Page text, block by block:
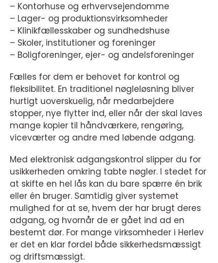
– Kontorhuse og erhvervsejendomme
– Lager- og produktionsvirksomheder
– Klinikfællesskaber og sundhedshuse
– Skoler, institutioner og foreninger
– Boligforeninger, ejer- og andelsforeninger
Fælles for dem er behovet for kontrol og
fleksibilitet. En traditionel nøgleløsning bliver
hurtigt uoverskuelig, når medarbejdere
stopper, nye flytter ind, eller når der skal laves
mange kopier til håndværkere, rengøring,
viceværter og andre med løbende adgang.
Med elektronisk adgangskontrol slipper du for
usikkerheden omkring tabte nøgler. I stedet for
at skifte en hel lås kan du bare spærre én brik
eller én bruger. Samtidig giver systemet
mulighed for at se, hvem der har brugt deres
adgang, og hvornår de er gået ind ad en
bestemt dør. For mange virksomheder i Herlev
er det en klar fordel både sikkerhedsmæssigt
og driftsmæssigt.